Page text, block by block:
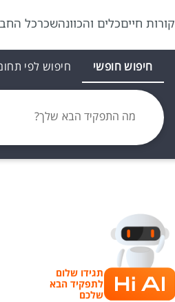
קורות חייםכלים והכוונהשכרכל
חיפוש חופשי חיפוש לפי
מה התפקיד הבא שלך?
תגידו שלום
לתפקיד הבא
שלכם